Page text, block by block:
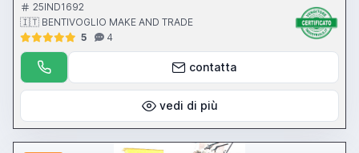
25IND1692
🇮🇹 BENTIVOGLIO MAKE AND TRADE
5
4
contatta
vedi di più